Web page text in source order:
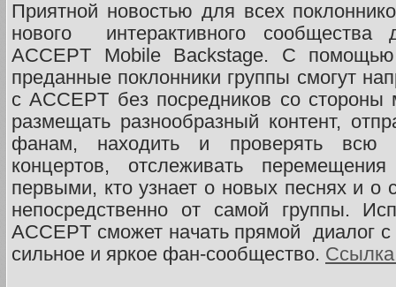
Приятной новостью для всех
нового интерактивного
ACCEPT Mobile Backstage. С
преданные поклонники группы смогут
с ACCEPT без посредников со стороны
размещать разнообразный контент,
фанам, находить и проверять всю
концертов, отслеживать
первыми, кто узнает о новых песнях и
непосредственно от самой группы.
ACCEPT сможет начать прямой диалог с
сильное и яркое фан-сообщество.